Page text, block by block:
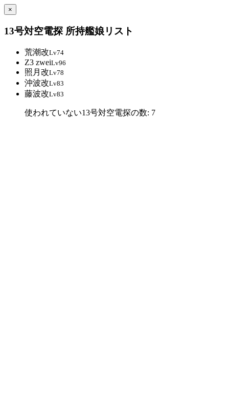
×
13号対空電探 所持艦娘リスト
荒潮改Lv74
Z3 zweiLv96
照月改Lv78
沖波改Lv83
藤波改Lv83
使われていない13号対空電探の数: 7